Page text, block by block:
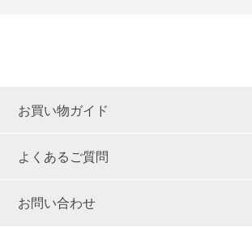
お買い物ガイド
よくあるご質問
お問い合わせ